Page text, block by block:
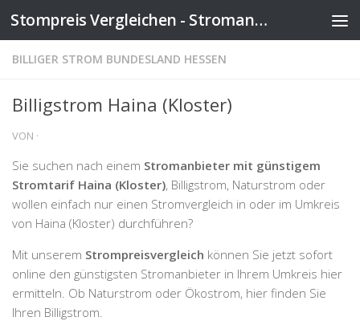
Zum Inhalt springen Stompreis Vergleichen - Stromanbieter wechseln
BILLIGER STROM BUNDESLAND HESSEN
Billigstrom Haina (Kloster)
VON ·
Sie suchen nach einem Stromanbieter mit günstigem
Stromtarif Haina (Kloster), Billigstrom, Naturstrom oder
wollen einfach nur einen Stromvergleich in oder im Umkreis
von Haina (Kloster) durchführen?
Mit unserem Strompreisvergleich können Sie jetzt sofort
online den günstigsten Stromanbieter in Ihrem Umkreis hier
ermitteln. Ob Naturstrom oder Ökostrom, hier finden Sie
Ihren Billigstrom.